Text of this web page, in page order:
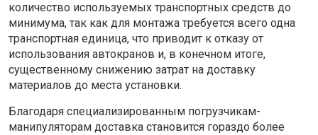
количество используемых транспортных средств до
минимума, так как для монтажа требуется всего одна
транспортная единица, что приводит к отказу от
использования автокранов и, в конечном итоге,
существенному снижению затрат на доставку
материалов до места установки.
Благодаря специализированным погрузчикам-
манипуляторам доставка становится гораздо более